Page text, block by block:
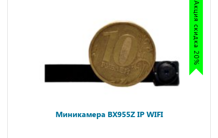
Акция скидка 20%
Миникамера BX955Z IP WIFI